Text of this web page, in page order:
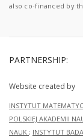
also co-financed by
PARTNERSHIP:
Website created by
INSTYTUT
POLSKIEJ AKADEMII
NAUK ; INSTYTUT